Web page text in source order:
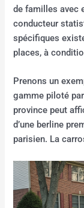
de familles avec
conducteur
spécifiques
places, à
Prenons un
gamme piloté
province peut
d’une berline
parisien. La